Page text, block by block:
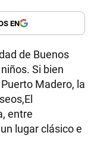
EN
de Buenos
Si bien
Madero, la
entre
lugar clásico e